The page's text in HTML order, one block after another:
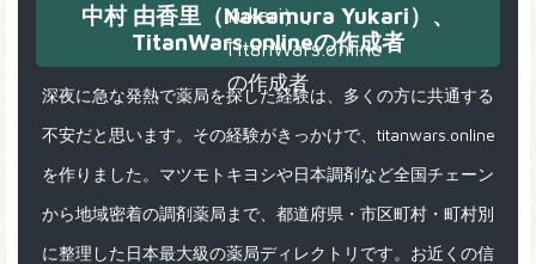
中村 由香里（Nakamura Yukari）、
TitanWars.onlineの作成者
深夜に急な発熱で薬局を探した経験は、多くの方に共通する
不安だと思います。その経験がきっかけで、titanwars.online
を作りました。マツモトキヨシや日本調剤など全国チェーン
から地域密着の調剤薬局まで、都道府県・市区町村・町村別
に整理した日本最大級の薬局ディレクトリです。お近くの信